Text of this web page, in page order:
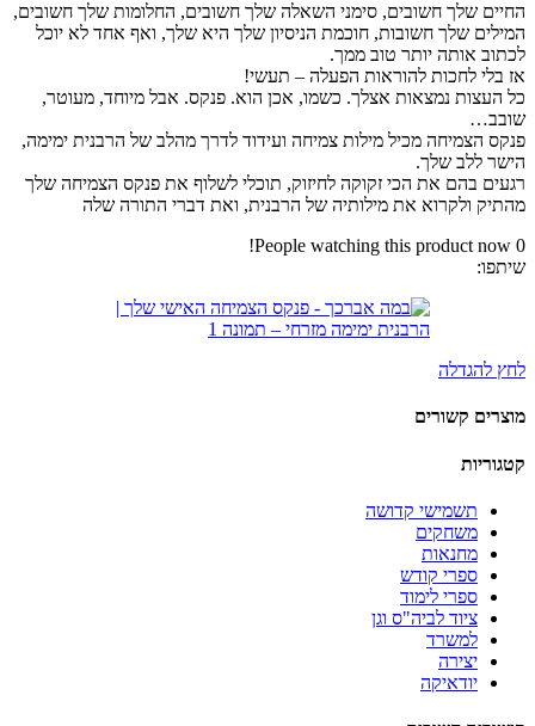
החיים שלך חשובים, סימני השאלה שלך חשובים, החלומות שלך חשובים,
המילים שלך חשובות, חוכמת הניסיון שלך היא שלך, ואף אחד לא יוכל
לכתוב אותה יותר טוב ממך.
אז בלי לחכות להוראות הפעלה – תעשי!
כל העצות נמצאות אצלך. כשמו, אכן הוא. פנקס. אבל מיוחד, מעוטר,
שובב…
פנקס הצמיחה מכיל מילות צמיחה ועידוד לדרך מהלב של הרבנית ימימה,
הישר ללב שלך.
רגעים בהם את הכי זקוקה לחיזוק, תוכלי לשלוף את פנקס הצמיחה שלך
מהתיק ולקרוא את מילותיה של הרבנית, ואת דברי התורה שלה
0
People watching this product now!
שיתפו:
לחץ להגדלה
מוצרים קשורים
קטגוריות
תשמישי קדושה
משחקים
מחנאות
ספרי קודש
ספרי לימוד
ציוד לביה"ס וגן
למשרד
יצירה
יודאיקה